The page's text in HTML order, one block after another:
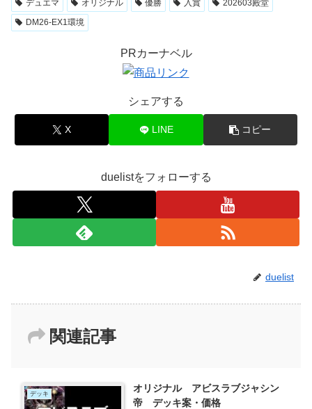
デュエマ
オリジナル 優勝 入賞
202603殿堂
DM26-EX1環境
PRカーナベル
シェアする
X LINE コピー
duelistをフォローする
duelist
関連記事
デッキ
オリジナル アビスラブジャシン
帝 デッキ案・価格